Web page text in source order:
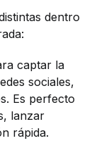
dentro
captar la
sociales,
Es perfecto
lanzar
rápida.